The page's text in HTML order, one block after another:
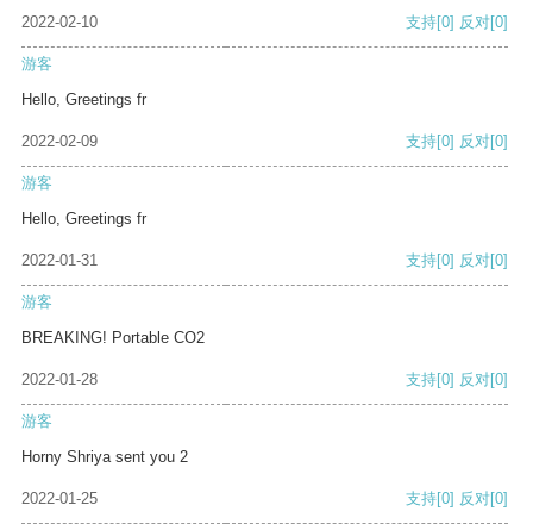
2022-02-10 支持[0] 反对[0]
游客
Hello, Greetings fr
2022-02-09 支持[0] 反对[0]
游客
Hello, Greetings fr
2022-01-31 支持[0] 反对[0]
游客
BREAKING! Portable CO2
2022-01-28 支持[0] 反对[0]
游客
Horny Shriya sent you 2
2022-01-25 支持[0] 反对[0]